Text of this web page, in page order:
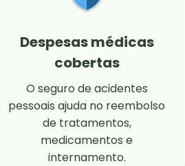
Despesas médicas
cobertas
O seguro de acidentes
pessoais ajuda no reembolso
de tratamentos,
medicamentos e
internamento.